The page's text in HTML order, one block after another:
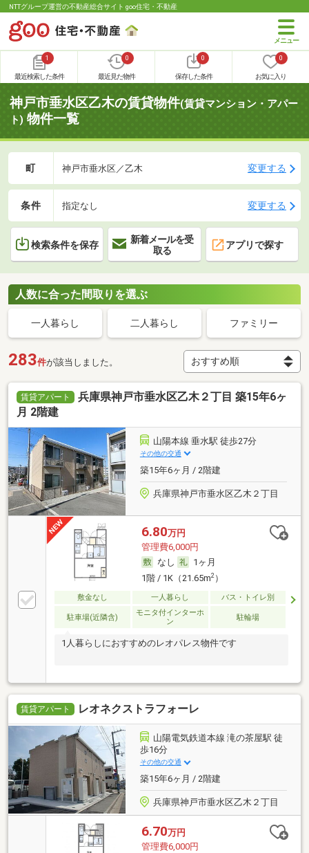
NTTグループ運営の不動産総合サイト goo住宅・不動産
1
最近検索した条件
0
最近見た物件
0
保存した条件
0
お気に入り
神戸市垂水区乙木の賃貸物件(賃貸マンション・アパー
ト) 物件一覧
町 神戸市垂水区／乙木 変更する
条件 指定なし 変更する
検索条件を保存
新着メールを受
取る
アプリで探す
人数に合った間取りを選ぶ
一人暮らし 二人暮らし ファミリー
283件が該当しました。
賃貸アパート
兵庫県神戸市垂水区乙木２丁目 築15年6ヶ
月 2階建
山陽本線 垂水駅 徒歩27分
その他の交通
築15年6ヶ月 / 2階建
兵庫県神戸市垂水区乙木２丁目
6.80万円
管理費6,000円
なし
1ヶ月
1階 / 1K（21.65m2）
敷金なし 一人暮らし バス・トイレ別
駐車場(近隣含)
モニタ付インターホ
ン
駐輪場
1人暮らしにおすすめのレオパレス物件です
賃貸アパート レオネクストラフォーレ
山陽電気鉄道本線 滝の茶屋駅 徒
歩16分
その他の交通
築15年6ヶ月 / 2階建
兵庫県神戸市垂水区乙木２丁目
6.70万円
管理費6,000円